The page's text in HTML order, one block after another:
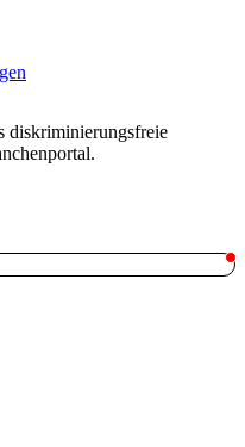
diskriminierungsfreie